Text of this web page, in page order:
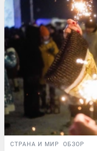
СТРАНА И МИР ОБЗОР